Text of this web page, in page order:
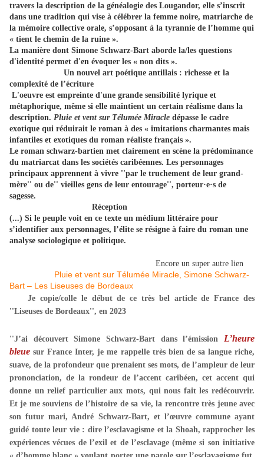
travers la description de la généalogie des Lougandor, elle s’inscrit
dans une tradition qui vise à célébrer la femme noire, matriarche de
la mémoire collective orale, s’opposant à la tyrannie de l’homme qui
« tient le chemin de la ruine ».
La manière dont Simone Schwarz-Bart aborde la/les questions
d'identité permet d'en évoquer les « non dits ».
Un nouvel art poétique antillais : richesse et la
complexité de l’écriture
L'oeuvre est empreinte d'une grande sensibilité lyrique et
métaphorique, même si elle maintient un certain réalisme dans la
description. Pluie et vent sur Télumée Miracle dépasse le cadre
exotique qui réduirait le roman à des « imitations charmantes mais
infantiles et exotiques du roman réaliste français ».
Le roman schwarz-bartien met clairement en scène la prédominance
du matriarcat dans les sociétés caribéennes. Les personnages
principaux apprennent à vivre ''par le truchement de leur grand-
mère'' ou de'' vieilles gens de leur entourage'', porteur·e·s de
sagesse.
Réception
(...) Si le peuple voit en ce texte un médium littéraire pour
s’identifier aux personnages, l’élite se résigne à faire du roman une
analyse sociologique et politique.
Encore un super autre lien
Pluie et vent sur Télumée Miracle, Simone Schwarz-
Bart – Les Liseuses de Bordeaux
Je copie/colle le début de ce très bel article de France des
''Liseuses de Bordeaux'', en 2023
''J’ai découvert Simone Schwarz-Bart dans l’émission L’heure
bleue sur France Inter, je me rappelle très bien de sa langue riche,
suave, de la profondeur que prenaient ses mots, de l’ampleur de leur
prononciation, de la rondeur de l’accent caribéen, cet accent qui
donne un relief particulier aux mots, qui nous fait les redécouvrir.
Et je me souviens de l’histoire de sa vie, la rencontre très jeune avec
son futur mari, André Schwarz-Bart, et l’œuvre commune ayant
guidé toute leur vie : dire l’esclavagisme et la Shoah, rapprocher les
expériences vécues de l’exil et de l’esclavage (même si son initiative